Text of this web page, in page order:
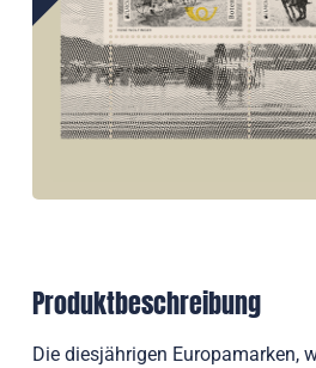
Produktbeschreibung
Die diesjährigen Europamarken,